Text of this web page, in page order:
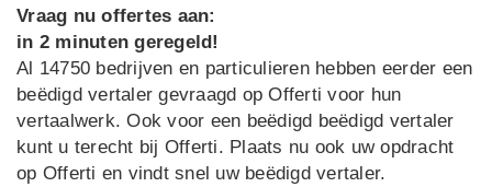
Vraag nu offertes aan:
in 2 minuten geregeld!
Al 14750 bedrijven en particulieren hebben eerder een
beëdigd vertaler gevraagd op Offerti voor hun
vertaalwerk. Ook voor een beëdigd beëdigd vertaler
kunt u terecht bij Offerti. Plaats nu ook uw opdracht
op Offerti en vindt snel uw beëdigd vertaler.